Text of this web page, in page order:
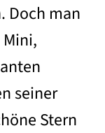
Doch man
seiner
Stern